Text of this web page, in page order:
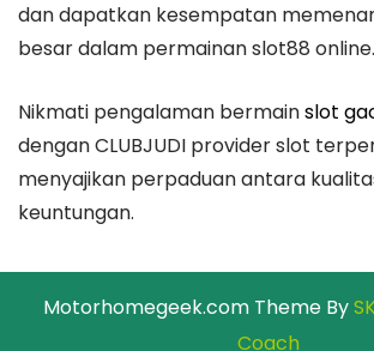
dan dapatkan kesempatan
besar dalam permainan slot88 online.
Nikmati pengalaman bermainslot
dengan CLUBJUDI provider slot
menyajikan perpaduan antara
keuntungan.
Motorhomegeek.com Theme By
Coach